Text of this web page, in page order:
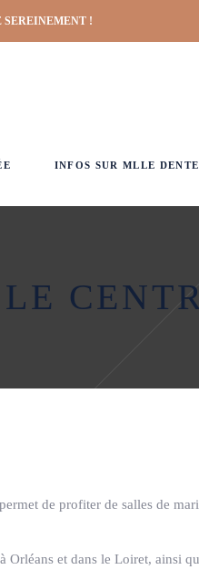
SEREINEMENT !
INFOS SUR MLLE
de profiter de salles de
Orléans et dans le Loiret, ainsi